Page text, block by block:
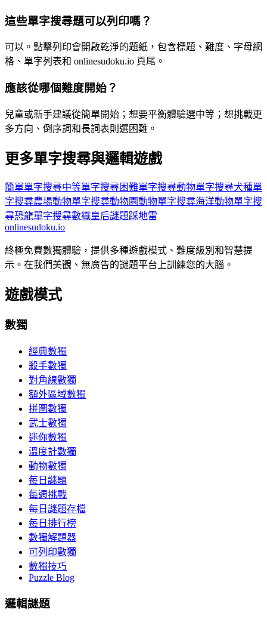
這些單字搜尋題可以列印嗎？
可以。點擊列印會開啟乾淨的題紙，包含標題、難度、字母網
格、單字列表和 onlinesudoku.io 頁尾。
應該從哪個難度開始？
兒童或新手建議從簡單開始；想要平衡體驗選中等；想挑戰更
多方向、倒序詞和長詞表則選困難。
更多單字搜尋與邏輯遊戲
簡單單字搜尋中等單字搜尋困難單字搜尋動物單字搜尋犬種單
字搜尋農場動物單字搜尋動物園動物單字搜尋海洋動物單字搜
尋恐龍單字搜尋數織皇后謎題踩地雷
onlinesudoku.io
終極免費數獨體驗，提供多種遊戲模式、難度級別和智慧提
示。在我們美觀、無廣告的謎題平台上訓練您的大腦。
遊戲模式
數獨
經典數獨
殺手數獨
對角線數獨
額外區域數獨
拼圖數獨
武士數獨
迷你數獨
溫度計數獨
動物數獨
每日謎題
每週挑戰
每日謎題存檔
每日排行榜
數獨解題器
可列印數獨
數獨技巧
Puzzle Blog
邏輯謎題